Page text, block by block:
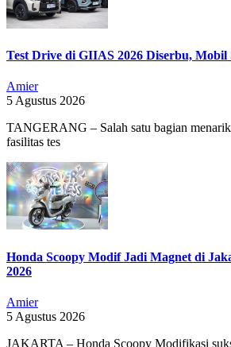
Test Drive di GIIAS 2026 Diserbu, Mobil
Amier
5 Agustus 2026
TANGERANG – Salah satu bagian
fasilitas tes
Honda Scoopy Modif Jadi Magnet di
2026
Amier
5 Agustus 2026
JAKARTA – Honda Scoopy Modifikasi